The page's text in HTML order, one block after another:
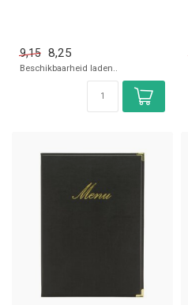
9,15 8,25
Beschikbaarheid laden..